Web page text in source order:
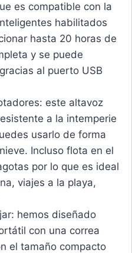
es compatible con la
habilitados
hasta 20 horas de
y se puede
al puerto USB
este altavoz
a la intemperie
usarlo de forma
Incluso flota en el
por lo que es ideal
viajes a la playa,
hemos diseñado
con una correa
el tamaño compacto